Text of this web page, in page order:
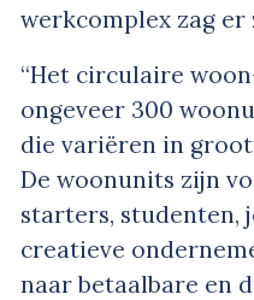
werkcomplex zag er
“Het circulaire
ongeveer 300
die variëren in
De woonunits zijn
starters, studenten,
creatieve
naar betaalbare en